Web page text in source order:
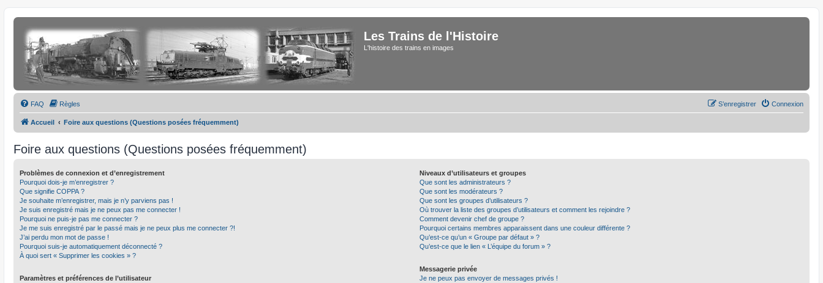
Les Trains de l'Histoire
L'histoire des trains en images
FAQ Règles Connexion
S’enregistrer
Accueil Foire aux questions (Questions posées fréquemment)
Foire aux questions (Questions posées fréquemment)
Problèmes de connexion et d’enregistrement
Pourquoi dois-je m’enregistrer ?
Que signifie COPPA ?
Je souhaite m’enregistrer, mais je n’y parviens pas !
Je suis enregistré mais je ne peux pas me connecter !
Pourquoi ne puis-je pas me connecter ?
Je me suis enregistré par le passé mais je ne peux plus me connecter ?!
J’ai perdu mon mot de passe !
Pourquoi suis-je automatiquement déconnecté ?
À quoi sert « Supprimer les cookies » ?
Paramètres et préférences de l’utilisateur
Niveaux d’utilisateurs et groupes
Que sont les administrateurs ?
Que sont les modérateurs ?
Que sont les groupes d’utilisateurs ?
Où trouver la liste des groupes d’utilisateurs et comment les rejoindre ?
Comment devenir chef de groupe ?
Pourquoi certains membres apparaissent dans une couleur différente ?
Qu’est-ce qu’un « Groupe par défaut » ?
Qu’est-ce que le lien « L’équipe du forum » ?
Messagerie privée
Je ne peux pas envoyer de messages privés !